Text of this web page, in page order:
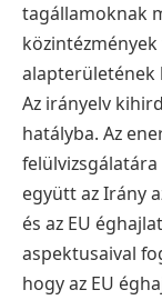
tagállamoknak
alapterületének
Az irányelv
hatályba. Az
együtt az Irány
és az EU
aspektusaival
hogy az EU